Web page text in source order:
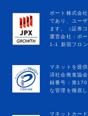
マネットカー